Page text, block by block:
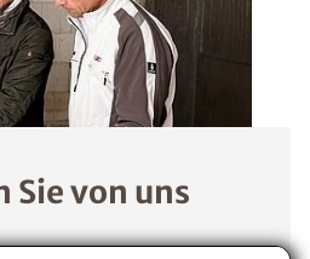
Sie von uns